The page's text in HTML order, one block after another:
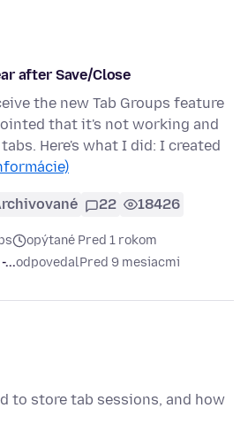
after Save/Close
the new Tab Groups feature
that it's not working and
Here's what I did: I created
22 18426
opýtané Pred 1 rokom
...odpovedalPred 9 mesiacmi
to store tab sessions, and how